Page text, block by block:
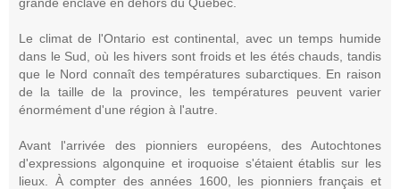
Le climat de l'Ontario est continental, avec un temps humide
dans le Sud, où les hivers sont froids et les étés chauds, tandis
que le Nord connaît des températures subarctiques. En raison
de la taille de la province, les températures peuvent varier
énormément d'une région à l'autre.
Avant l'arrivée des pionniers européens, des Autochtones
d'expressions algonquine et iroquoise s'étaient établis sur les
lieux. À compter des années 1600, les pionniers français et